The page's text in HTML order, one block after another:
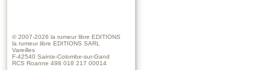
© 2007-2026 la rumeur libre EDITIONS
la rumeur libre EDITIONS SARL
Vareilles
F-42540 Sainte-Colombe-sur-Gand
RCS Roanne 498 018 217 00014